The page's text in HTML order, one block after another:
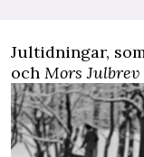
Jultidningar,
och Mors Julbrev